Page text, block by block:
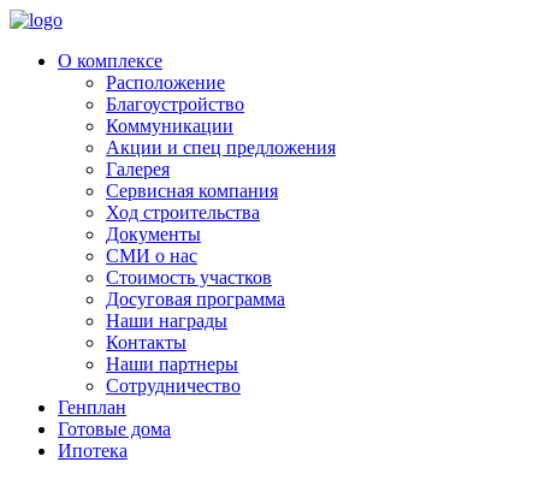
О комплексе
Расположение
Благоустройство
Коммуникации
Акции и спец предложения
Галерея
Сервисная компания
Ход строительства
Документы
СМИ о нас
Стоимость участков
Досуговая программа
Наши награды
Контакты
Наши партнеры
Сотрудничество
Генплан
Готовые дома
Ипотека